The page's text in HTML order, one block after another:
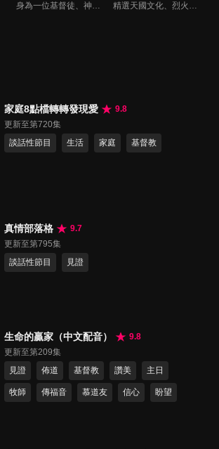
身為一位基督徒、神的兒女，不能只是在知識上認識這位父神，我們應該要全面認識祂，當我們越多認識祂的屬性，並且經歷祂的恩典，我們就對祂的信心就越加增，以至於在每天的生活中都能享受祂奇妙、豐盛的一切！ 精選天國文化、烈火特會、超自然大能與使徒性教會等特會，幫助我們更加明白神的心意，好讓我們的生命能走在神的道路上進入命定。
家庭8點檔轉轉發現愛
9.8
更新至第720集
談話性節目
生活 家庭 基督教
真情部落格
9.7
更新至第795集
談話性節目
見證
生命的贏家（中文配音）
9.8
更新至第209集
見證
佈道 基督教 讚美 主日
牧師 傳福音 慕道友 信心 盼望